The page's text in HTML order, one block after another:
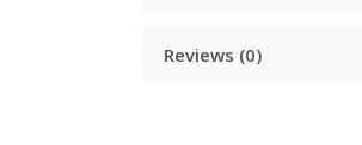
Reviews (0)